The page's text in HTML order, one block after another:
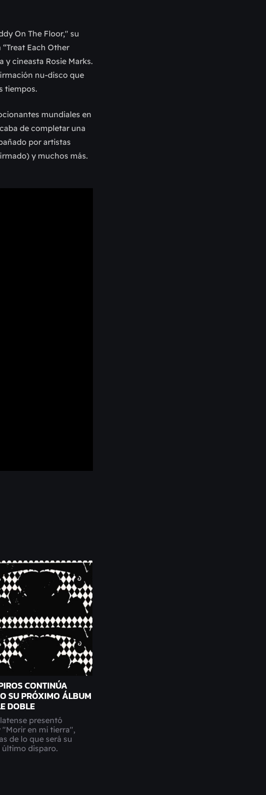
On The Floor," su
Each Other
cineasta Rosie Marks.
nu-disco que
tiempos.
mundiales en
de completar una
por artistas
y muchos más.
CONTINÚA
SU PRÓXIMO ÁLBUM
DOBLE
presentó
en mi tierra",
de lo que será su
último disparo.